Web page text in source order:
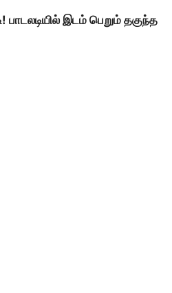
பாடலடியில் இடம் பெறும் தகுந்த